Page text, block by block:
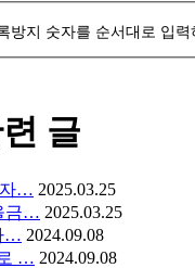
방지 숫자를 순서대로 입력
글
자… 2025.03.25
금… 2025.03.25
… 2024.09.08
… 2024.09.08